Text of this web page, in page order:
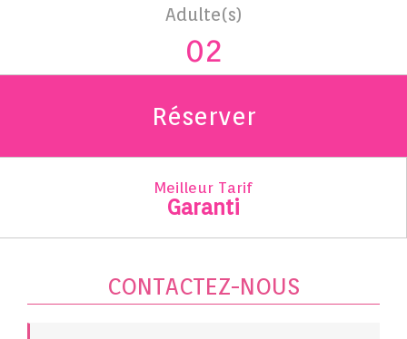
Adulte(s)
Réserver
Meilleur Tarif
Garanti
CONTACTEZ-NOUS